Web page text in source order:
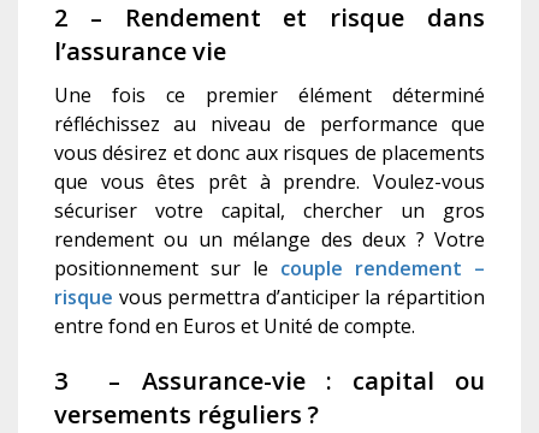
2 – Rendement et risque dans
l’assurance vie
Une fois ce premier élément déterminé
réfléchissez au niveau de performance que
vous désirez et donc aux risques de placements
que vous êtes prêt à prendre. Voulez-vous
sécuriser votre capital, chercher un gros
rendement ou un mélange des deux ? Votre
positionnement sur le couple rendement –
risque vous permettra d’anticiper la répartition
entre fond en Euros et Unité de compte.
3 – Assurance-vie : capital ou
versements réguliers ?